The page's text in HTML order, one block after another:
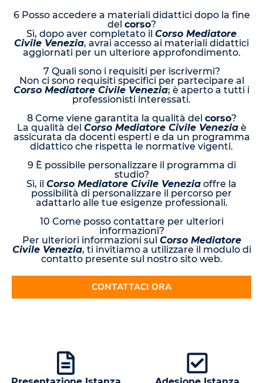
6 Posso accedere a materiali didattici dopo la fine
del corso?
Sì, dopo aver completato il Corso Mediatore
Civile Venezia, avrai accesso ai materiali didattici
aggiornati per un ulteriore approfondimento.
7 Quali sono i requisiti per iscrivermi?
Non ci sono requisiti specifici per partecipare al
Corso Mediatore Civile Venezia; è aperto a tutti i
professionisti interessati.
8 Come viene garantita la qualità del corso?
La qualità del Corso Mediatore Civile Veneziaè
assicurata da docenti esperti e da un programma
didattico che rispetta le normative vigenti.
9 È possibile personalizzare il programma di
studio?
Sì, il Corso Mediatore Civile Venezia offre la
possibilità di personalizzare il percorso per
adattarlo alle tue esigenze professionali.
10 Come posso contattare per ulteriori
informazioni?
Per ulteriori informazioni sul Corso Mediatore
Civile Venezia, ti invitiamo a utilizzare il modulo di
contatto presente sul nostro sito web.
CONTATTACI ORA